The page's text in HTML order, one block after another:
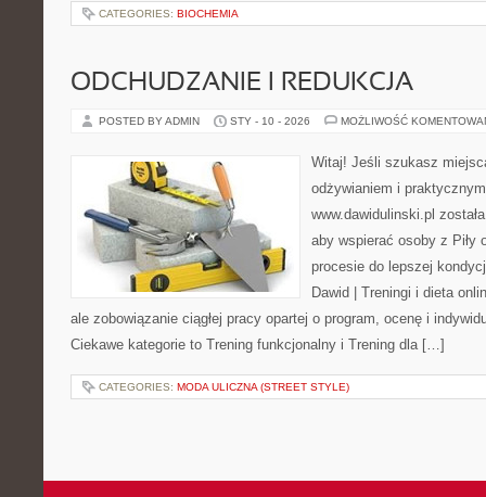
CATEGORIES: BIOCHEMIA
ODCHUDZANIE I REDUKCJA
POSTED BY ADMIN STY - 10 - 2026 MOŻLIWOŚĆ
Witaj! Jeśli szukasz
odżywianiem i
www.dawidulinski.pl
aby wspierać osoby z Piły
procesie do lepszej
Dawid | Treningi i dieta
ale zobowiązanie ciągłej pracy opartej o program, ocenę i
Ciekawe kategorie to Trening funkcjonalny i Trening dla […]
CATEGORIES: MODA ULICZNA (STREET STYLE)